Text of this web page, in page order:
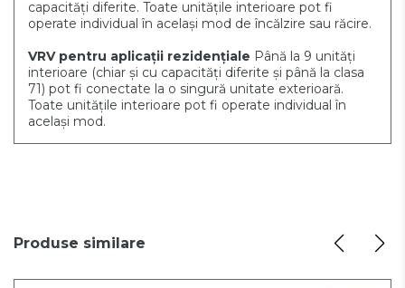
capacități diferite. Toate unitățile interioare pot fi
operate individual în același mod de încălzire sau răcire.
VRV pentru aplicații rezidențiale Până la 9 unități
interioare (chiar și cu capacități diferite și până la clasa
71) pot fi conectate la o singură unitate exterioară.
Toate unitățile interioare pot fi operate individual în
același mod.
Produse similare